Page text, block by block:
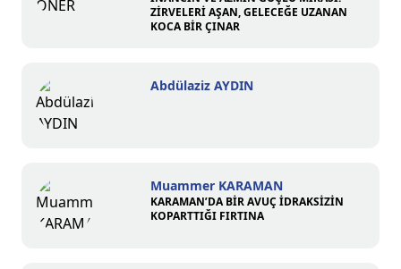
ZİRVELERİ AŞAN, GELECEĞE UZANAN
KOCA BİR ÇINAR
Abdülaziz AYDIN
Muammer KARAMAN
KARAMAN’DA BİR AVUÇ İDRAKSİZİN
KOPARTTIĞI FIRTINA